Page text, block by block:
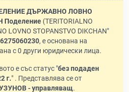
ДЪРЖАВНО ЛОВНО
(TERITORIALNO
LOVNO STOPANSTVO DIKCHAN"
, е основана на
с 0 други юридически лица.
е със статус "без подаден
г." . Представлява се от
- управляващ.